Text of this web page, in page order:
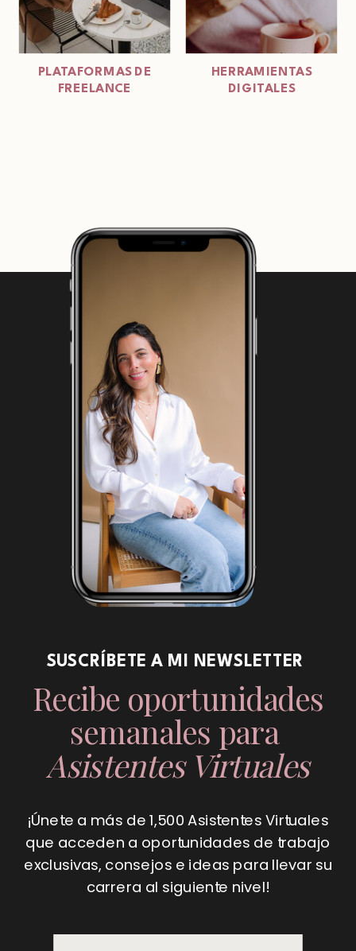
PLATAFORMAS DE
FREELANCE
HERRAMIENTAS
DIGITALES
SUSCRÍBETE A MI NEWSLETTER
¡Únete a más de 1,500 Asistentes Virtuales
que acceden a oportunidades de trabajo
exclusivas, consejos e ideas para llevar su
carrera al siguiente nivel!
Recibe oportunidades
semanales para
Asistentes Virtuales